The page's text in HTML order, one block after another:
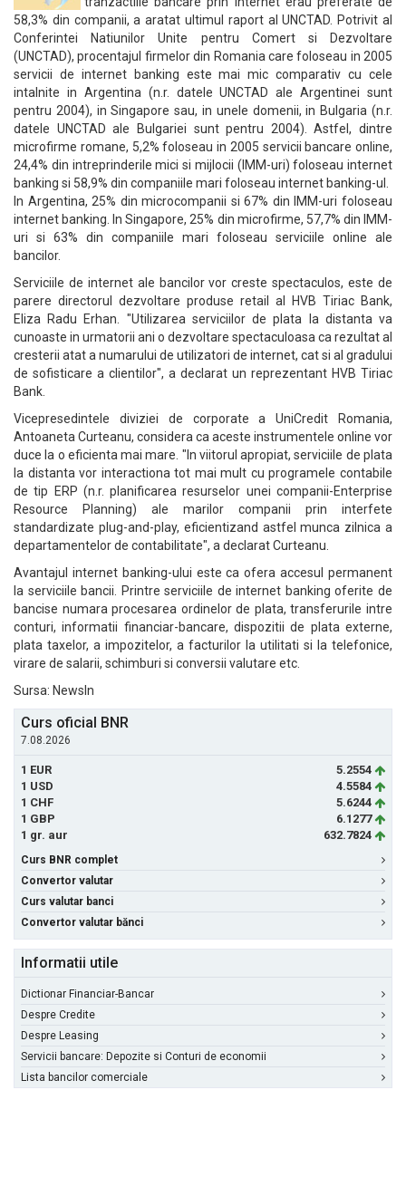
58,3% din companii, a aratat ultimul raport al UNCTAD. Potrivit al
Conferintei Natiunilor Unite pentru Comert si Dezvoltare
(UNCTAD), procentajul firmelor din Romania care foloseau in 2005
servicii de internet banking este mai mic comparativ cu cele
intalnite in Argentina (n.r. datele UNCTAD ale Argentinei sunt
pentru 2004), in Singapore sau, in unele domenii, in Bulgaria (n.r.
datele UNCTAD ale Bulgariei sunt pentru 2004). Astfel, dintre
microfirme romane, 5,2% foloseau in 2005 servicii bancare online,
24,4% din intreprinderile mici si mijlocii (IMM-uri) foloseau internet
banking si 58,9% din companiile mari foloseau internet banking-ul.
In Argentina, 25% din microcompanii si 67% din IMM-uri foloseau
internet banking. In Singapore, 25% din microfirme, 57,7% din IMM-
uri si 63% din companiile mari foloseau serviciile online ale
bancilor.
Serviciile de internet ale bancilor vor creste spectaculos, este de
parere directorul dezvoltare produse retail al HVB Tiriac Bank,
Eliza Radu Erhan. "Utilizarea serviciilor de plata la distanta va
cunoaste in urmatorii ani o dezvoltare spectaculoasa ca rezultat al
cresterii atat a numarului de utilizatori de internet, cat si al gradului
de sofisticare a clientilor", a declarat un reprezentant HVB Tiriac
Bank.
Vicepresedintele diviziei de corporate a UniCredit Romania,
Antoaneta Curteanu, considera ca aceste instrumentele online vor
duce la o eficienta mai mare. "In viitorul apropiat, serviciile de plata
la distanta vor interactiona tot mai mult cu programele contabile
de tip ERP (n.r. planificarea resurselor unei companii-Enterprise
Resource Planning) ale marilor companii prin interfete
standardizate plug-and-play, eficientizand astfel munca zilnica a
departamentelor de contabilitate", a declarat Curteanu.
Avantajul internet banking-ului este ca ofera accesul permanent
la serviciile bancii. Printre serviciile de internet banking oferite de
bancise numara procesarea ordinelor de plata, transferurile intre
conturi, informatii financiar-bancare, dispozitii de plata externe,
plata taxelor, a impozitelor, a facturilor la utilitati si la telefonice,
virare de salarii, schimburi si conversii valutare etc.
Sursa: NewsIn
Curs oficial BNR
7.08.2026
1 EUR
5.2554
1 USD
4.5584
1 CHF
5.6244
1 GBP
6.1277
1 gr. aur
632.7824
Curs BNR complet
Convertor valutar
Curs valutar banci
Convertor valutar bănci
Informatii utile
Dictionar Financiar-Bancar
Despre Credite
Despre Leasing
Servicii bancare: Depozite si Conturi de economii
Lista bancilor comerciale